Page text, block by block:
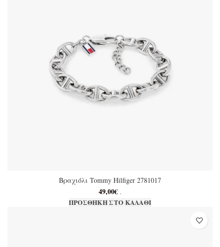
Βραχιόλι Tommy Hilfiger 2781017
49,00€ .
ΠΡΟΣΘΉΚΗ ΣΤΟ ΚΑΛΆΘΙ